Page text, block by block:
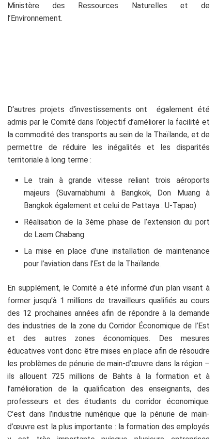
Ministère des Ressources Naturelles et de
l’Environnement.
D’autres projets d’investissements ont également été
admis par le Comité dans l’objectif d’améliorer la facilité et
la commodité des transports au sein de la Thaïlande, et de
permettre de réduire les inégalités et les disparités
territoriale à long terme :
Le train à grande vitesse reliant trois aéroports
majeurs (Suvarnabhumi à Bangkok, Don Muang à
Bangkok également et celui de Pattaya : U-Tapao)
Réalisation de la 3ème phase de l’extension du port
de Laem Chabang
La mise en place d’une installation de maintenance
pour l’aviation dans l’Est de la Thaïlande.
En supplément, le Comité a été informé d’un plan visant à
former jusqu’à 1 millions de travailleurs qualifiés au cours
des 12 prochaines années afin de répondre à la demande
des industries de la zone du Corridor Économique de l’Est
et des autres zones économiques. Des mesures
éducatives vont donc être mises en place afin de résoudre
les problèmes de pénurie de main-d’œuvre dans la région –
ils allouent 725 millions de Bahts à la formation et à
l’amélioration de la qualification des enseignants, des
professeurs et des étudiants du corridor économique.
C’est dans l’industrie numérique que la pénurie de main-
d’œuvre est la plus importante : la formation des employés